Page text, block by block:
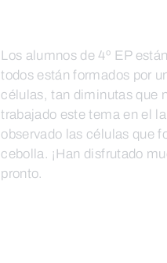
Los alumnos de 4º EP
todos están formados por
células, tan diminutas que
trabajado este tema en el
observado las células que
cebolla. ¡Han disfrutado
pronto.